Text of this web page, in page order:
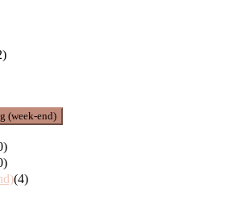
)
(week-end)
)
)
(4)